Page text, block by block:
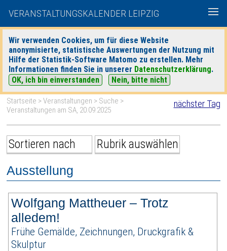
VERANSTALTUNGSKALENDER LEIPZIG
Wir verwenden Cookies, um für diese Website
anonymisierte, statistische Auswertungen der Nutzung mit
Hilfe der Statistik-Software Matomo zu erstellen. Mehr
Informationen finden Sie in unserer Datenschutzerklärung.
OK, ich bin einverstanden
Nein, bitte nicht
heute|morgen| Detaillierte Suche
nächster Tag
Startseite >Veranstaltungen > Suche >
Veranstaltungen am SA, 20.09.2025
Ausstellung
Wolfgang Mattheuer – Trotz
alledem!
Frühe Gemälde, Zeichnungen, Druckgrafik &
Skulptur